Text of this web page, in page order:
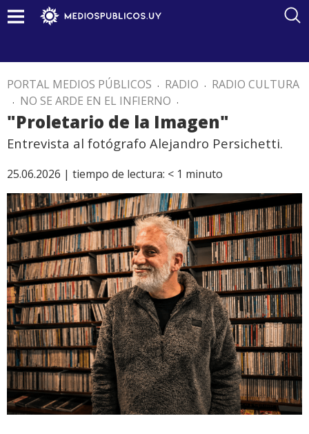
PORTAL MEDIOS PÚBLICOS . RADIO . RADIO CULTURA
. NO SE ARDE EN EL INFIERNO .
"Proletario de la Imagen"
Entrevista al fotógrafo Alejandro Persichetti.
25.06.2026 | tiempo de lectura: < 1 minuto